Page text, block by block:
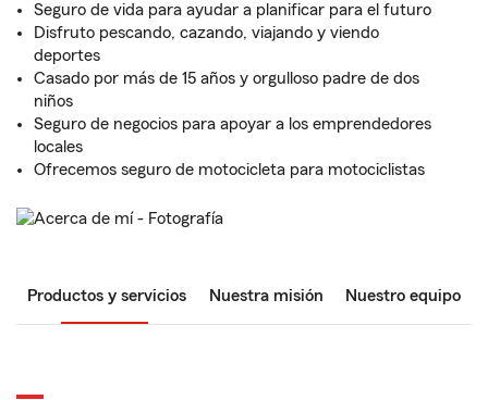
Seguro de vida para ayudar a planificar para el futuro
Disfruto pescando, cazando, viajando y viendo
deportes
Casado por más de 15 años y orgulloso padre de dos
niños
Seguro de negocios para apoyar a los emprendedores
locales
Ofrecemos seguro de motocicleta para motociclistas
Productos y servicios Nuestra misión Nuestro equipo